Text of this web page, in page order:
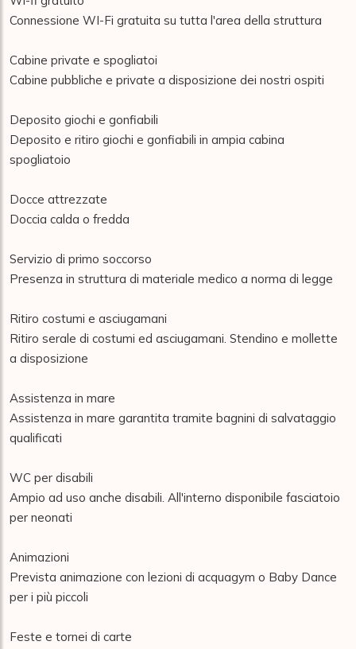
Connessione WI-Fi gratuita su tutta l'area della struttura
Cabine private e spogliatoi
Cabine pubbliche e private a disposizione dei nostri ospiti
Deposito giochi e gonfiabili
Deposito e ritiro giochi e gonfiabili in ampia cabina
spogliatoio
Docce attrezzate
Doccia calda o fredda
Servizio di primo soccorso
Presenza in struttura di materiale medico a norma di legge
Ritiro costumi e asciugamani
Ritiro serale di costumi ed asciugamani. Stendino e mollette
a disposizione
Assistenza in mare
Assistenza in mare garantita tramite bagnini di salvataggio
qualificati
WC per disabili
Ampio ad uso anche disabili. All'interno disponibile fasciatoio
per neonati
Animazioni
Prevista animazione con lezioni di acquagym o Baby Dance
per i più piccoli
Feste e tornei di carte